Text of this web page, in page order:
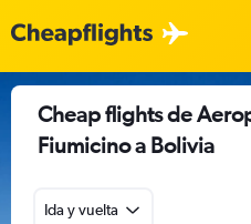
Cheap flights de
Fiumicino a Bolivia
Ida y vuelta